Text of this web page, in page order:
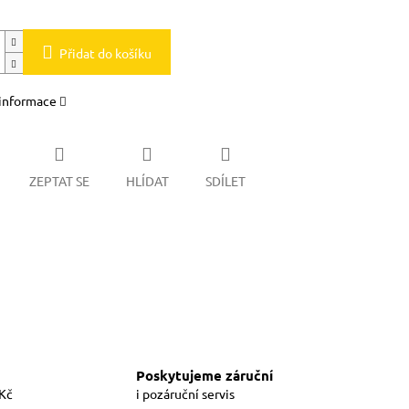
Přidat do košíku
ZEPTAT SE HLÍDAT SDÍLET
Poskytujeme záruční
i pozáruční servis